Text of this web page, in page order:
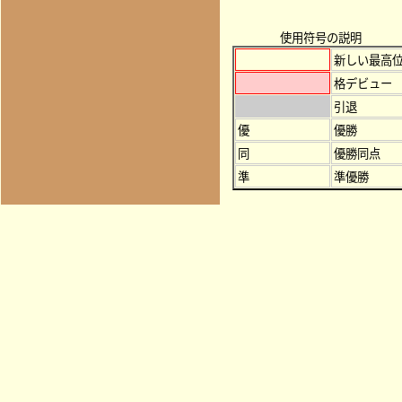
使用符号の説明
新しい最高
格デビュー
引退
優
優勝
同
優勝同点
準
準優勝